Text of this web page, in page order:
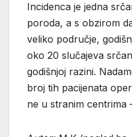
Incidenca je jedna
poroda, a s obzirom
veliko područje,
oko 20 slučajeva
godišnjoj razini.
broj tih pacijenata
ne u stranim centrima